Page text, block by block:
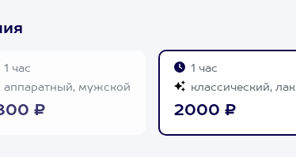
1 час
аппаратный, мужской
₽
1 час
классический, лак
2000 ₽